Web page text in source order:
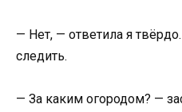
— Нет, — ответила я
следить.
— За каким огородом? —